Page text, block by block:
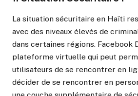
La situation sécuritaire en Haïti
avec des niveaux élevés de
dans certaines régions. Facebook
plateforme virtuelle qui peut
utilisateurs de se rencontrer en
décider de se rencontrer en